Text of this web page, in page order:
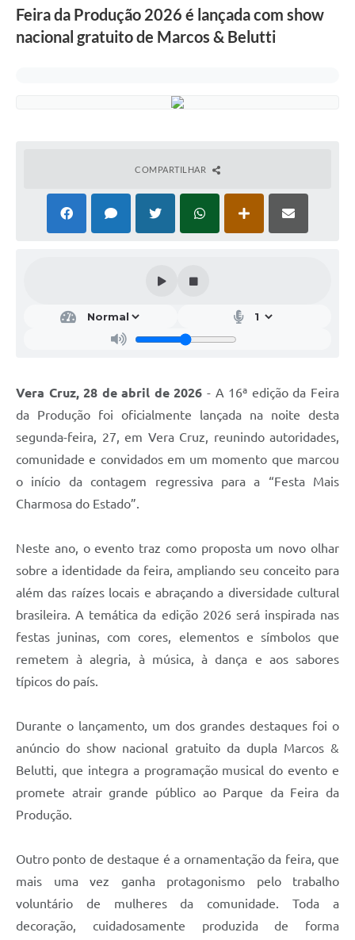
Feira da Produção 2026 é lançada com show
nacional gratuito de Marcos & Belutti
COMPARTILHAR
Vera Cruz, 28 de abril de 2026 - A 16ª edição da Feira
da Produção foi oficialmente lançada na noite desta
segunda-feira, 27, em Vera Cruz, reunindo autoridades,
comunidade e convidados em um momento que marcou
o início da contagem regressiva para a “Festa Mais
Charmosa do Estado”.
Neste ano, o evento traz como proposta um novo olhar
sobre a identidade da feira, ampliando seu conceito para
além das raízes locais e abraçando a diversidade cultural
brasileira. A temática da edição 2026 será inspirada nas
festas juninas, com cores, elementos e símbolos que
remetem à alegria, à música, à dança e aos sabores
típicos do país.
Durante o lançamento, um dos grandes destaques foi o
anúncio do show nacional gratuito da dupla Marcos &
Belutti, que integra a programação musical do evento e
promete atrair grande público ao Parque da Feira da
Produção.
Outro ponto de destaque é a ornamentação da feira, que
mais uma vez ganha protagonismo pelo trabalho
voluntário de mulheres da comunidade. Toda a
decoração, cuidadosamente produzida de forma